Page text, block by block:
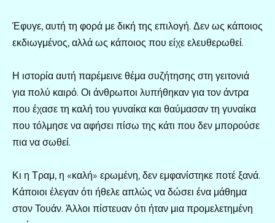
Έφυγε, αυτή τη φορά με δική της επιλογή. Δεν ως κάποιος
εκδιωγμένος, αλλά ως κάποιος που είχε ελευθερωθεί.
Η ιστορία αυτή παρέμεινε θέμα συζήτησης στη γειτονιά
για πολύ καιρό. Οι άνθρωποι λυπήθηκαν για τον άντρα
που έχασε τη καλή του γυναίκα και θαύμασαν τη γυναίκα
που τόλμησε να αφήσει πίσω της κάτι που δεν μπορούσε
πια να σωθεί.
Κι η Τραμ, η «καλή» ερωμένη, δεν εμφανίστηκε ποτέ ξανά.
Κάποιοι έλεγαν ότι ήθελε απλώς να δώσει ένα μάθημα
στον Τουάν. Άλλοι πίστευαν ότι ήταν μια προμελετημένη